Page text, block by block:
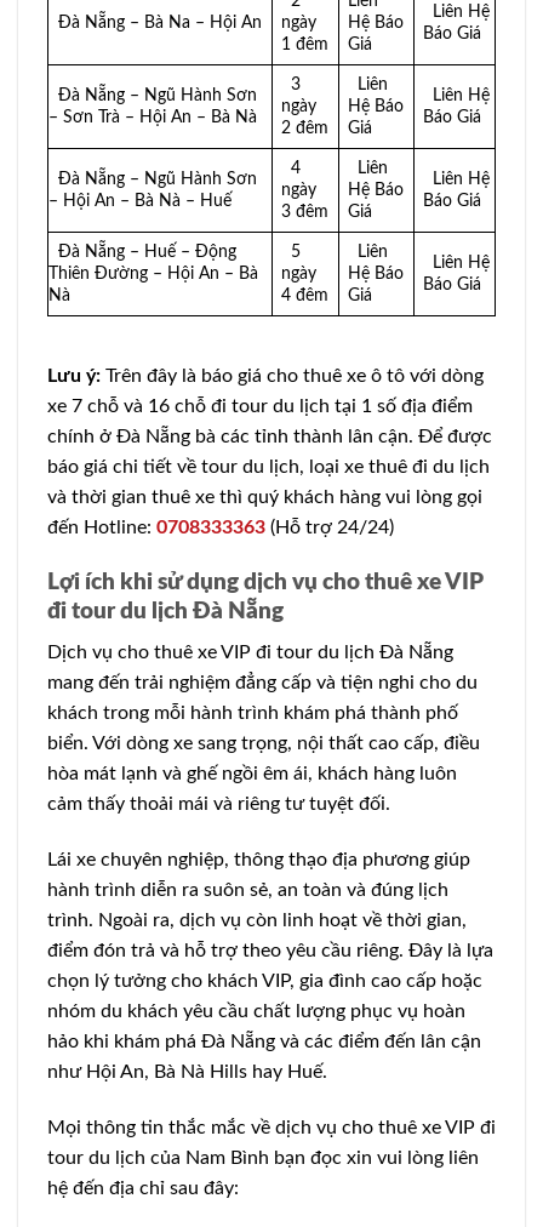
Đà Nẵng – Bà Na – Hội An
ngày
1 đêm
Hệ Báo
Giá
Liên Hệ
Báo Giá
Đà Nẵng – Ngũ Hành Sơn
– Sơn Trà – Hội An – Bà Nà
3
ngày
2 đêm
Liên
Hệ Báo
Giá
Liên Hệ
Báo Giá
Đà Nẵng – Ngũ Hành Sơn
– Hội An – Bà Nà – Huế
4
ngày
3 đêm
Liên
Hệ Báo
Giá
Liên Hệ
Báo Giá
Đà Nẵng – Huế – Động
Thiên Đường – Hội An – Bà
Nà
5
ngày
4 đêm
Liên
Hệ Báo
Giá
Liên Hệ
Báo Giá
Lưu ý: Trên đây là báo giá cho thuê xe ô tô với dòng
xe 7 chỗ và 16 chỗ đi tour du lịch tại 1 số địa điểm
chính ở Đà Nẵng bà các tỉnh thành lân cận. Để được
báo giá chi tiết về tour du lịch, loại xe thuê đi du lịch
và thời gian thuê xe thì quý khách hàng vui lòng gọi
đến Hotline: 0708333363 (Hỗ trợ 24/24)
Lợi ích khi sử dụng dịch vụ cho thuê xe VIP
đi tour du lịch Đà Nẵng
Dịch vụ cho thuê xe VIP đi tour du lịch Đà Nẵng
mang đến trải nghiệm đẳng cấp và tiện nghi cho du
khách trong mỗi hành trình khám phá thành phố
biển. Với dòng xe sang trọng, nội thất cao cấp, điều
hòa mát lạnh và ghế ngồi êm ái, khách hàng luôn
cảm thấy thoải mái và riêng tư tuyệt đối.
Lái xe chuyên nghiệp, thông thạo địa phương giúp
hành trình diễn ra suôn sẻ, an toàn và đúng lịch
trình. Ngoài ra, dịch vụ còn linh hoạt về thời gian,
điểm đón trả và hỗ trợ theo yêu cầu riêng. Đây là lựa
chọn lý tưởng cho khách VIP, gia đình cao cấp hoặc
nhóm du khách yêu cầu chất lượng phục vụ hoàn
hảo khi khám phá Đà Nẵng và các điểm đến lân cận
như Hội An, Bà Nà Hills hay Huế.
Mọi thông tin thắc mắc về dịch vụ cho thuê xe VIP đi
tour du lịch của Nam Bình bạn đọc xin vui lòng liên
hệ đến địa chỉ sau đây: